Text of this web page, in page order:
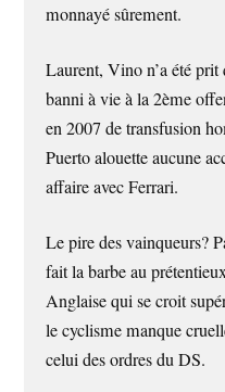
monnayé sûrement.
Laurent, Vino n’a été prit
banni à vie à la 2ème
en 2007 de transfusion
Puerto alouette aucune
affaire avec Ferrari.
Le pire des vainqueurs?
fait la barbe au
Anglaise qui se croit
le cyclisme manque
celui des ordres du DS.